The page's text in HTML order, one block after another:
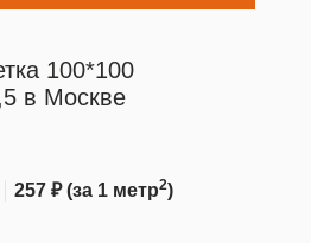
100*100
в Москве
257 ₽(за 1 метр2)